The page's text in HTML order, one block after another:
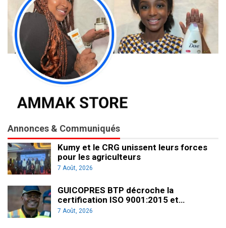
Annonces & Communiqués
Kumy et le CRG unissent leurs forces
pour les agriculteurs
7 Août, 2026
GUICOPRES BTP décroche la
certification ISO 9001:2015 et…
7 Août, 2026